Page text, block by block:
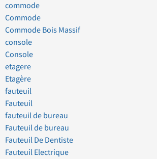
commode
Commode
Commode Bois Massif
console
Console
etagere
Etagère
fauteuil
Fauteuil
fauteuil de bureau
Fauteuil de bureau
Fauteuil De Dentiste
Fauteuil Electrique